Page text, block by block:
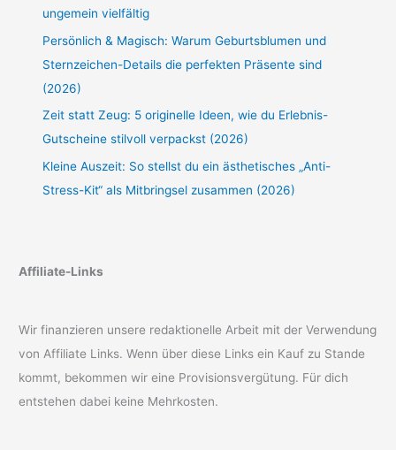
ungemein vielfältig
Persönlich & Magisch: Warum Geburtsblumen und
Sternzeichen-Details die perfekten Präsente sind
(2026)
Zeit statt Zeug: 5 originelle Ideen, wie du Erlebnis-
Gutscheine stilvoll verpackst (2026)
Kleine Auszeit: So stellst du ein ästhetisches „Anti-
Stress-Kit“ als Mitbringsel zusammen (2026)
Affiliate-Links
Wir finanzieren unsere redaktionelle Arbeit mit der Verwendung
von Affiliate Links. Wenn über diese Links ein Kauf zu Stande
kommt, bekommen wir eine Provisionsvergütung. Für dich
entstehen dabei keine Mehrkosten.